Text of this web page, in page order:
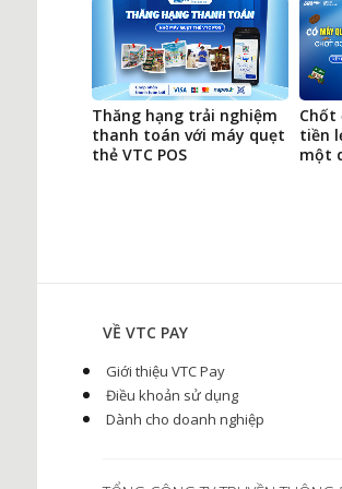
Thăng hạng trải nghiệm
thanh toán với máy quẹt
thẻ VTC POS
Chốt
tiền
một
VỀ VTC PAY
Giới thiệu VTC Pay
Điều khoản sử dụng
Dành cho doanh nghiệp